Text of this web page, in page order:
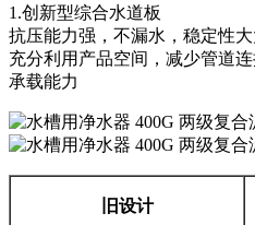
1.创新型综合水道板
抗压能力强，不漏水，稳定性大
充分利用产品空间，减少管道
承载能力
旧设计